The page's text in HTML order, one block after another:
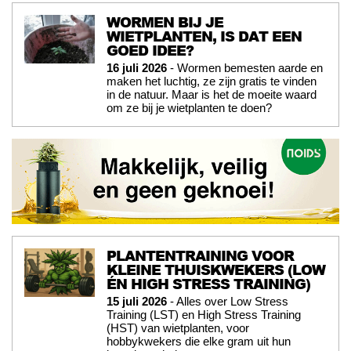
WORMEN BIJ JE
WIETPLANTEN, IS DAT EEN
GOED IDEE?
16 juli 2026 - Wormen bemesten aarde en
maken het luchtig, ze zijn gratis te vinden
in de natuur. Maar is het de moeite waard
om ze bij je wietplanten te doen?
PLANTENTRAINING VOOR
KLEINE THUISKWEKERS (LOW
ÉN HIGH STRESS TRAINING)
15 juli 2026 - Alles over Low Stress
Training (LST) en High Stress Training
(HST) van wietplanten, voor
hobbykwekers die elke gram uit hun